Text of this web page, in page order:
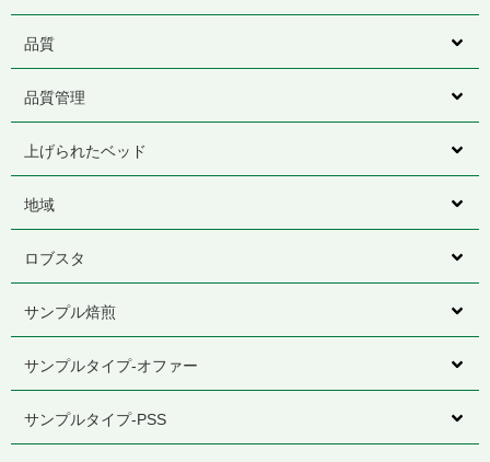
品質
品質管理
上げられたベッド
地域
ロブスタ
サンプル焙煎
サンプルタイプ-オファー
サンプルタイプ-PSS